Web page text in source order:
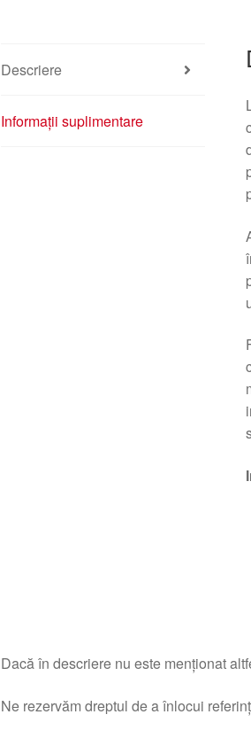
Descriere
Informații suplimentare
Dacă în descriere nu este menționat
Ne rezervăm dreptul de a înlocui